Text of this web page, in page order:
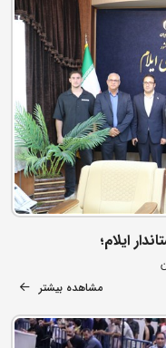
ایلام؛
مشاهده بیشتر